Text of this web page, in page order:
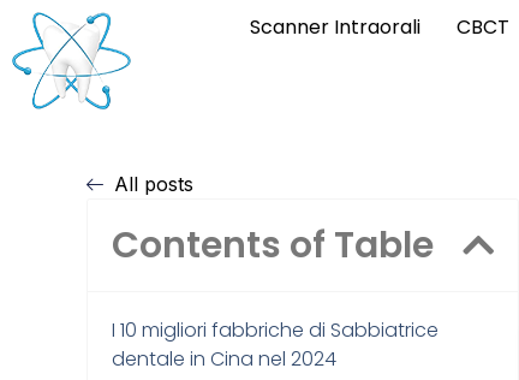
Scanner Intraorali CBCT
All posts
Contents of Table
I 10 migliori fabbriche di Sabbiatrice
dentale in Cina nel 2024